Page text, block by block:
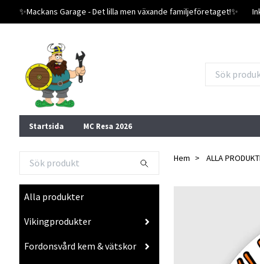
✨️Mackans Garage - Det lilla men växande familjeföretaget!✨️
Startsida MC Resa 2026
Alla produkter
Vikingprodukter
Fordonsvård kem & vätskor
Hem ALLA